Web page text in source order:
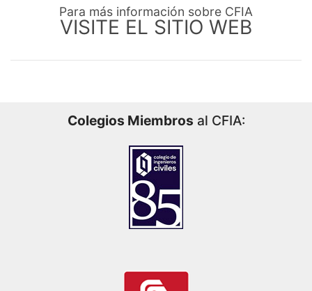
Para más información sobre CFIA
VISITE EL SITIO WEB
Colegios Miembros al CFIA: